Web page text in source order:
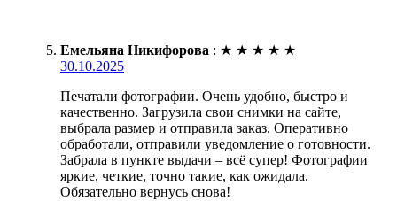
Емельяна Никифорова : ★ ★ ★ ★ ★
30.10.2025
Печатали фотографии. Очень удобно, быстро и
качественно. Загрузила свои снимки на сайте,
выбрала размер и отправила заказ. Оперативно
обработали, отправили уведомление о готовности.
Забрала в пункте выдачи – всё супер! Фотографии
яркие, четкие, точно такие, как ожидала.
Обязательно вернусь снова!